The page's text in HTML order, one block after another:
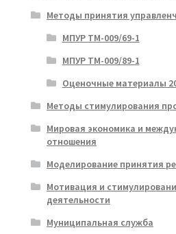
Методы принятия
МПУР ТМ-009/69-1
МПУР ТМ-009/89-1
Оценочные материалы
Методы стимулирования
Мировая экономика и
отношения
Моделирование принятия
Мотивация и
деятельности
Муниципальная служба